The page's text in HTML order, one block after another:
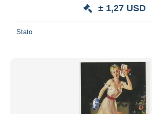
± 1,27 USD
Stato